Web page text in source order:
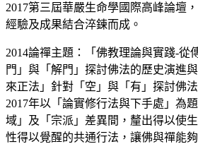
2017第三屆華嚴生命學國際高峰論壇
經驗及成果結合淬鍊而成。
2014論禪主題：「佛教理論與實踐-從
門」與「解門」探討佛法的歷史演進
來正法」針對「空」與「有」探討佛
2017年以「論實修行法與下手處」為
域」及「宗派」差異間，釐出得以使
性得以覺醒的共通行法，讓佛與禪能